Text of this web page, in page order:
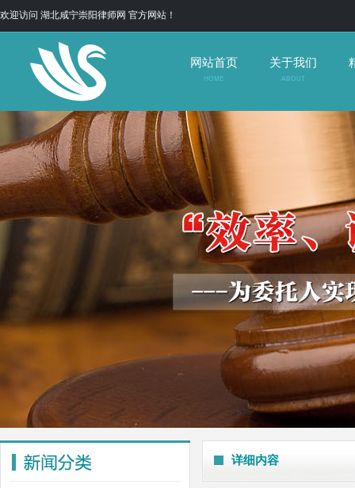
欢迎访问 湖北咸宁崇阳律师网 官方网站！
网站首页
HOME
关于我们
ABOUT
详细内容